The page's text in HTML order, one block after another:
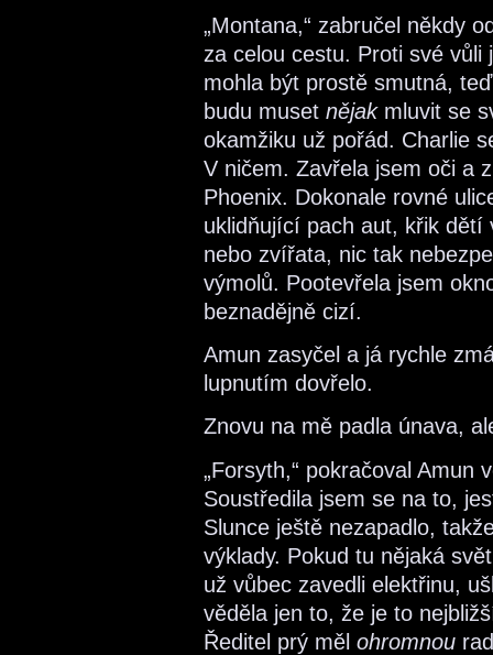
„Montana,“ zabručel někdy
za celou cestu. Proti své
mohla být prostě smutná,
budu muset nějakmluvit se
okamžiku už pořád. Charlie
V ničem. Zavřela jsem oči a
Phoenix. Dokonale rovné
uklidňující pach aut, křik dětí
nebo zvířata, nic tak
výmolů. Pootevřela jsem
beznadějně cizí.
Amun zasyčel a já rychle
lupnutím dovřelo.
Znovu na mě padla únava,
„Forsyth,“ pokračoval Amun
Soustředila jsem se na to,
Slunce ještě nezapadlo,
výklady. Pokud tu nějaká
už vůbec zavedli elektřinu,
věděla jen to, že je to
Ředitel prý měl ohromnou